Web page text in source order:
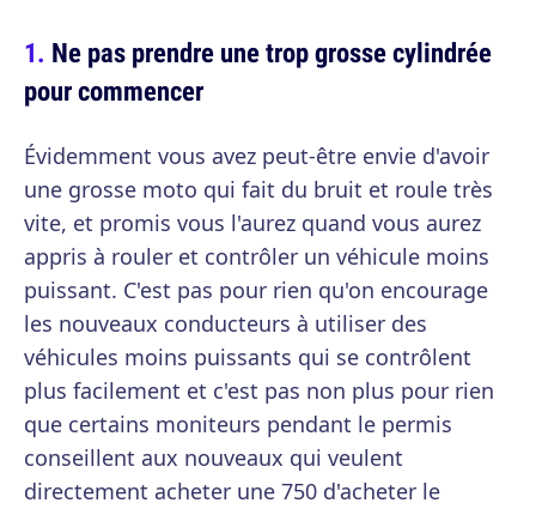
Ne pas prendre une trop grosse cylindrée
pour commencer
Évidemment vous avez peut-être envie d'avoir
une grosse moto qui fait du bruit et roule très
vite, et promis vous l'aurez quand vous aurez
appris à rouler et contrôler un véhicule moins
puissant. C'est pas pour rien qu'on encourage
les nouveaux conducteurs à utiliser des
véhicules moins puissants qui se contrôlent
plus facilement et c'est pas non plus pour rien
que certains moniteurs pendant le permis
conseillent aux nouveaux qui veulent
directement acheter une 750 d'acheter le